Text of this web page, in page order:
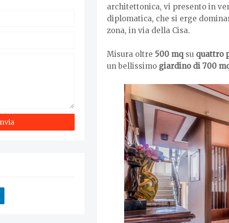
architettonica, vi presento in
diplomatica, che si erge
zona, in via della Cisa.
Misura oltre 500 mq su quattro
un bellissimo giardino di 700